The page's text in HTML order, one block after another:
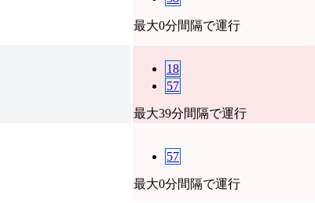
最大0分間隔で運行
18
57
最大39分間隔で運行
57
最大0分間隔で運行